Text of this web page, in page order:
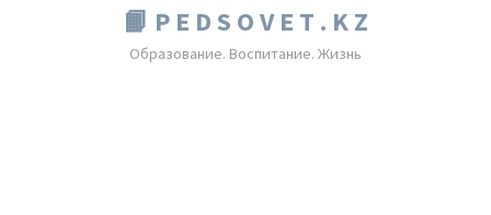
📙 P E D S O V E T . K Z
Образование. Воспитание. Жизнь